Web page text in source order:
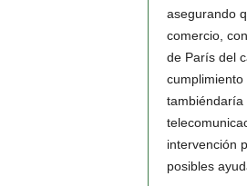
asegurando
comercio,
de París del
cumplimiento
tambiéndaría
intervención
posibles